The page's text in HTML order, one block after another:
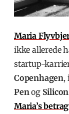
Maria
ikke allerede
startup-
Copenhagen,
Penog
Maria’s